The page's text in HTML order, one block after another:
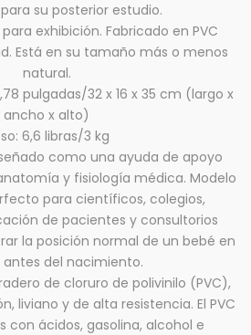
su posterior estudio.
exhibición. Fabricado en PVC
Está en su tamaño más o menos
natural.
pulgadas/32 x 16 x 35 cm (largo x
ancho x alto)
6,6 libras/3 kg
como una ayuda de apoyo
y fisiología médica. Modelo
para científicos, colegios,
de pacientes y consultorios
la posición normal de un bebé en
antes del nacimiento.
de cloruro de polivinilo (PVC),
liviano y de alta resistencia. El PVC
con ácidos, gasolina, alcohol e